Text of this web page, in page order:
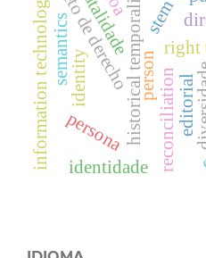
editorial
person
historical temporality
persona
sujeto de derecho
information technologies right
reconciliation
natalidade
identidade
identity
semantics